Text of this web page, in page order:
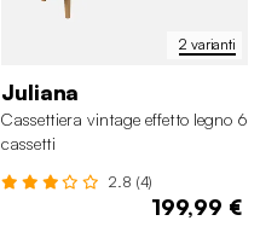
2 varianti
Juliana
Cassettiera vintage effetto legno 6
cassetti
2.8 (4)
199,99 €